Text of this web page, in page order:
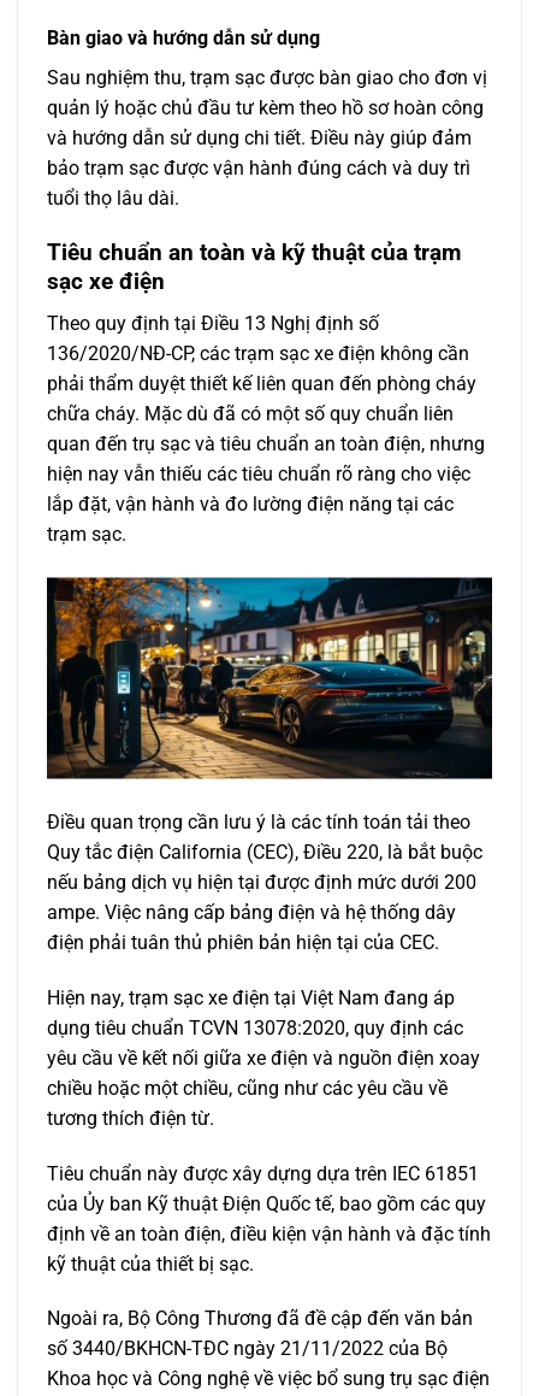
Bàn giao và hướng dẫn sử dụng
Sau nghiệm thu, trạm sạc được bàn giao cho đơn vị
quản lý hoặc chủ đầu tư kèm theo hồ sơ hoàn công
và hướng dẫn sử dụng chi tiết. Điều này giúp đảm
bảo trạm sạc được vận hành đúng cách và duy trì
tuổi thọ lâu dài.
Tiêu chuẩn an toàn và kỹ thuật của trạm
sạc xe điện
Theo quy định tại Điều 13 Nghị định số
136/2020/NĐ-CP, các trạm sạc xe điện không cần
phải thẩm duyệt thiết kế liên quan đến phòng cháy
chữa cháy. Mặc dù đã có một số quy chuẩn liên
quan đến trụ sạc và tiêu chuẩn an toàn điện, nhưng
hiện nay vẫn thiếu các tiêu chuẩn rõ ràng cho việc
lắp đặt, vận hành và đo lường điện năng tại các
trạm sạc.
Điều quan trọng cần lưu ý là các tính toán tải theo
Quy tắc điện California (CEC), Điều 220, là bắt buộc
nếu bảng dịch vụ hiện tại được định mức dưới 200
ampe. Việc nâng cấp bảng điện và hệ thống dây
điện phải tuân thủ phiên bản hiện tại của CEC.
Hiện nay, trạm sạc xe điện tại Việt Nam đang áp
dụng tiêu chuẩn TCVN 13078:2020, quy định các
yêu cầu về kết nối giữa xe điện và nguồn điện xoay
chiều hoặc một chiều, cũng như các yêu cầu về
tương thích điện từ.
Tiêu chuẩn này được xây dựng dựa trên IEC 61851
của Ủy ban Kỹ thuật Điện Quốc tế, bao gồm các quy
định về an toàn điện, điều kiện vận hành và đặc tính
kỹ thuật của thiết bị sạc.
Ngoài ra, Bộ Công Thương đã đề cập đến văn bản
số 3440/BKHCN-TĐC ngày 21/11/2022 của Bộ
Khoa học và Công nghệ về việc bổ sung trụ sạc điện